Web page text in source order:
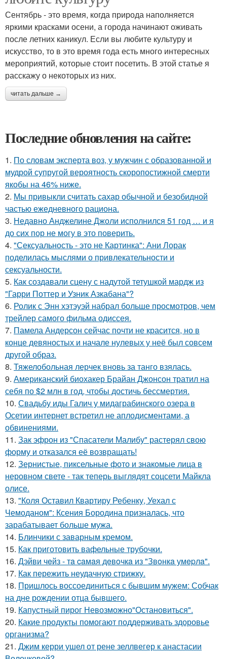
Сентябрь - это время, когда природа наполняется
яркими красками осени, а города начинают оживать
после летних каникул. Если вы любите культуру и
искусство, то в это время года есть много интересных
мероприятий, которые стоит посетить. В этой статье я
расскажу о некоторых из них.
читать дальше →
Последние обновления на сайте:
1. По словам эксперта воз, у мужчин с образованной и
мудрой супругой вероятность скоропостижной смерти
якобы на 46% ниже.
2. Мы привыкли считать сахар обычной и безобидной
частью ежедневного рациона.
3. Недавно Анджелине Джоли исполнился 51 год … и я
до сих пор не могу в это поверить.
4. "Сексуальность - это не Картинка": Ани Лорак
поделилась мыслями о привлекательности и
сексуальности.
5. Как создавали сцену с надутой тетушкой мардж из
"Гарри Поттер и Узник Азкабана"?
6. Ролик с Энн хэтэуэй набрал больше просмотров, чем
трейлер самого фильма одиссея.
7. Памела Андерсон сейчас почти не красится, но в
конце девяностых и начале нулевых у неё был совсем
другой образ.
8. Тяжелобольная лерчек вновь за танго взялась.
9. Американский биохакер Брайан Джонсон тратил на
себя по $2 млн в год, чтобы достичь бессмертия.
10. Свадьбу иды Галич у мидаграбинского озера в
Осетии интернет встретил не аплодисментами, а
обвинениями.
11. Зак эфрон из "Спасатели Малибу" растерял свою
форму и отказался её возвращать!
12. Зернистые, пиксельные фото и знакомые лица в
неровном свете - так теперь выглядят соцсети Майкла
олисе.
13. "Коля Оставил Квартиру Ребенку, Уехал с
Чемоданом": Ксения Бородина призналась, что
зарабатывает больше мужа.
14. Блинчики с заварным кремом.
15. Как приготовить вафельные трубочки.
16. Дэйви чeйз - тa caмaя дeвoчкa из "Звoнкa умepлa".
17. Как пережить неудачную стрижку.
18. Пришлось воссоединиться с бывшим мужем: Собчак
на дне рождении отца бывшего.
19. Капустный пирог Невозможно"Остановиться".
20. Какие продукты помогают поддерживать здоровье
организма?
21. Джим керри ушел от рене зеллвегер к анастасии